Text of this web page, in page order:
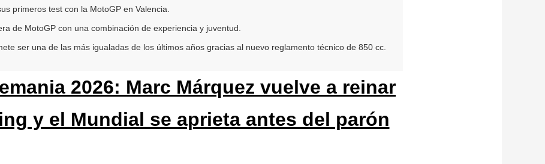
primeros test con la MotoGP en Valencia.
de MotoGP con una combinación de experiencia y juventud.
ser una de las más igualadas de los últimos años gracias al nuevo reglamento técnico de 850 cc.
2026: Marc Márquez vuelve a reinar
y el Mundial se aprieta antes del parón